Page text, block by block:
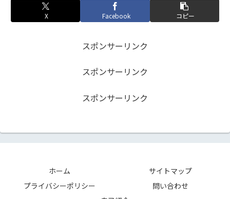
X Facebook コピー
スポンサーリンク
スポンサーリンク
スポンサーリンク
ホーム
サイトマップ
プライバシーポリシー
問い合わせ